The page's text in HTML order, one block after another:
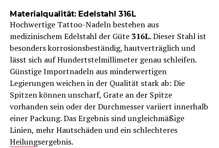
Materialqualität: Edelstahl 316L
Hochwertige Tattoo-Nadeln bestehen aus
medizinischem Edelstahl der Güte 316L. Dieser Stahl ist
besonders korrosionsbeständig, hautverträglich und
lässt sich auf Hundertstelmillimeter genau schleifen.
Günstige Importnadeln aus minderwertigen
Legierungen weichen in der Qualität stark ab: Die
Spitzen können unscharf, Grate an der Spitze
vorhanden sein oder der Durchmesser variiert innerhalb
einer Packung. Das Ergebnis sind ungleichmäßige
Linien, mehr Hautschäden und ein schlechteres
Heilungsergebnis.